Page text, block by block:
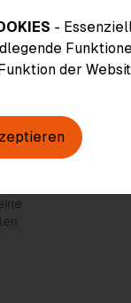
-
der